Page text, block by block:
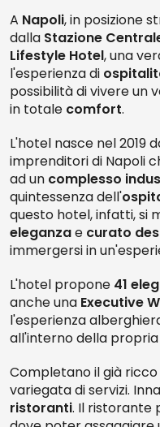
A Napoli, in posizione
dalla Stazione
Lifestyle Hotel, una
l'esperienza di
possibilità di vivere un
in totale comfort.
L'hotel nasce nel 2019
imprenditori di Napoli
ad un complesso
quintessenza dell'
questo hotel, infatti, si
eleganzae curato
immergersi in
L'hotel propone 41
anche una Executive
l'esperienza
all'interno della propria
Completano il già
variegata di servizi.
ristoranti. Il ristorante